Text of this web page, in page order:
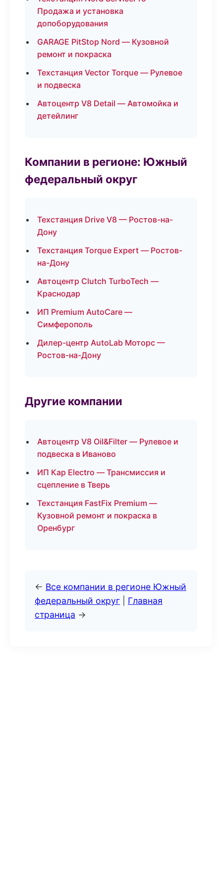
Продажа и установка
допоборудования
GARAGE PitStop Nord — Кузовной
ремонт и покраска
Техстанция Vector Torque — Рулевое
и подвеска
Автоцентр V8 Detail — Автомойка и
детейлинг
Компании в регионе: Южный
федеральный округ
Техстанция Drive V8 — Ростов-на-
Дону
Техстанция Torque Expert — Ростов-
на-Дону
Автоцентр Clutch TurboTech —
Краснодар
ИП Premium AutoCare —
Симферополь
Дилер-центр AutoLab Моторс —
Ростов-на-Дону
Другие компании
Автоцентр V8 Oil&Filter — Рулевое и
подвеска в Иваново
ИП Кар Electro — Трансмиссия и
сцепление в Тверь
Техстанция FastFix Premium —
Кузовной ремонт и покраска в
Оренбург
← Все компании в регионе Южный
федеральный округ
Главная
страница →